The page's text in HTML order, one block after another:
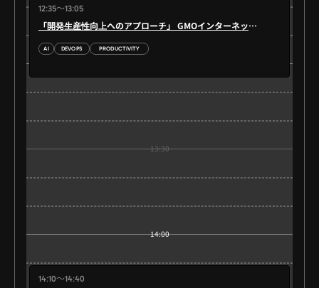
12:35～13:05
「開発生産性向上へのアプローチ」 GMOインターネットグループ各社
AI DEVOPS PRODUCTIVITY
14:10～14:40
13:30
14:00